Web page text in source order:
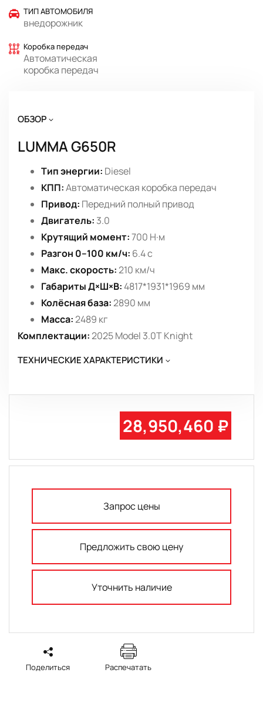
ТИП АВТОМОБИЛЯ
внедорожник
Коробка передач
Автоматическая
коробка передач
ОБЗОР
LUMMA G650R
Тип энергии: Diesel
КПП:Автоматическая коробка передач
Привод: Передний полный привод
Двигатель: 3.0
Крутящий момент:700 Н·м
Разгон 0–100 км/ч: 6.4 с
Макс. скорость:210 км/ч
Габариты Д×Ш×В: 4817*1931*1969 мм
Колёсная база:2890 мм
Масса:2489 кг
Комплектации:2025 Model 3.0T Knight
ТЕХНИЧЕСКИЕ ХАРАКТЕРИСТИКИ
28,950,460 ₽
Запрос цены
Предложить свою цену
Уточнить наличие
Поделиться Распечатать